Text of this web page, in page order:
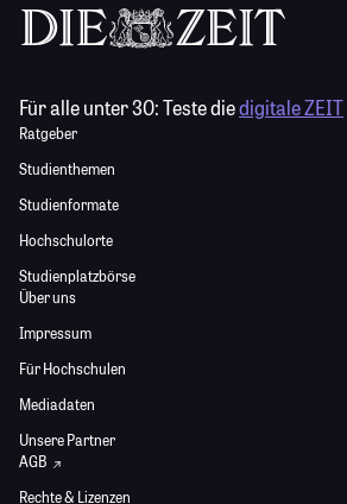
Für alle unter 30:Teste diedigitale ZEIT
Ratgeber
Studienthemen
Studienformate
Hochschulorte
Studienplatzbörse
Über uns
Impressum
Für Hochschulen
Mediadaten
Unsere Partner
AGB
Rechte & Lizenzen